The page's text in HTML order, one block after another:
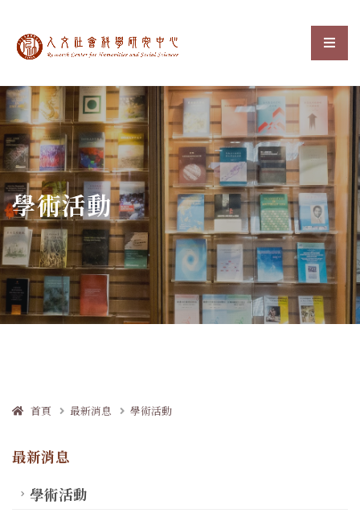
中央研究院人文社會科選
:::
學術活動
首頁 最新消息 學術活動
最新消息
學術活動